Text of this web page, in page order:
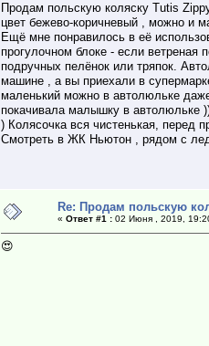
Продам польскую коляску Tutis
цвет бежево-коричневый , можно и
Ещё мне понравилось в её
прогулочном блоке - если ветреная
подручных пелёнок или тряпок.
машине , а вы приехали в
маленький можно в автолюльке
покачивала малышку в автолюльке
) Колясочка вся чистенькая, перед
Смотреть в ЖК Ньютон , рядом с
Re: Продам польскую
«Ответ #1 : 02 Июня , 2019,
😍